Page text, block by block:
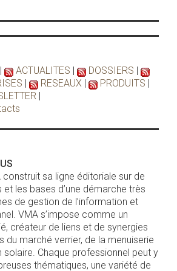
| ACTUALITES | DOSSIERS |
| RESEAUX | PRODUITS |
|
construit sa ligne éditoriale sur de
les bases d’une démarche très
de gestion de l’information et
VMA s’impose comme un
créateur de liens et de synergies
du marché verrier, de la menuiserie
Chaque professionnel peut y
thématiques, une variété de